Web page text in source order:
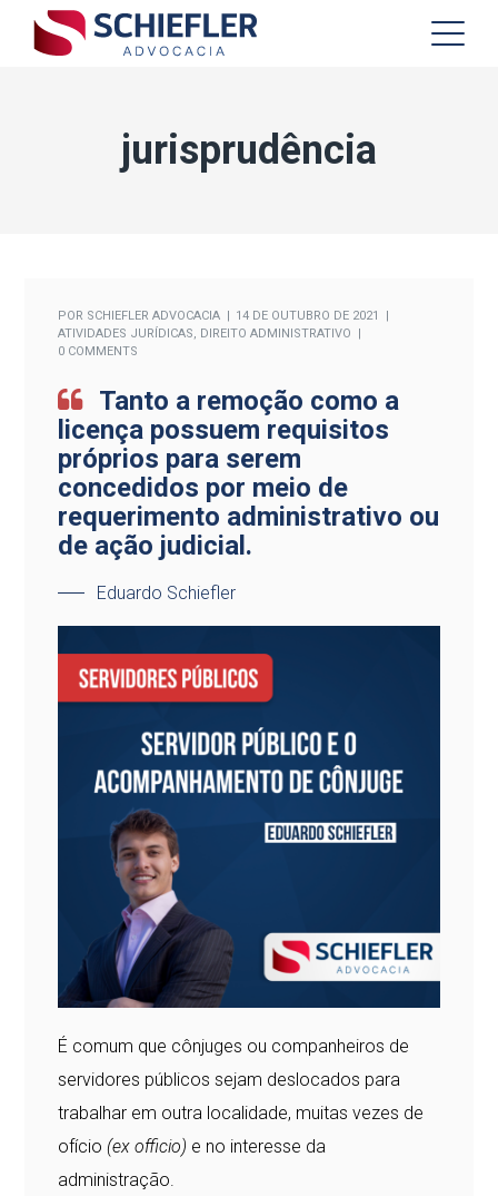
jurisprudência
POR SCHIEFLER ADVOCACIA
14 DE OUTUBRO DE 2021
ATIVIDADES JURÍDICAS, DIREITO ADMINISTRATIVO
0 COMMENTS
Tanto a remoção como a
licença possuem requisitos
próprios para serem
concedidos por meio de
requerimento administrativo ou
de ação judicial.
Eduardo Schiefler
É comum que cônjuges ou companheiros de
servidores públicos sejam deslocados para
trabalhar em outra localidade, muitas vezes de
ofício (ex officio) e no interesse da
administração.